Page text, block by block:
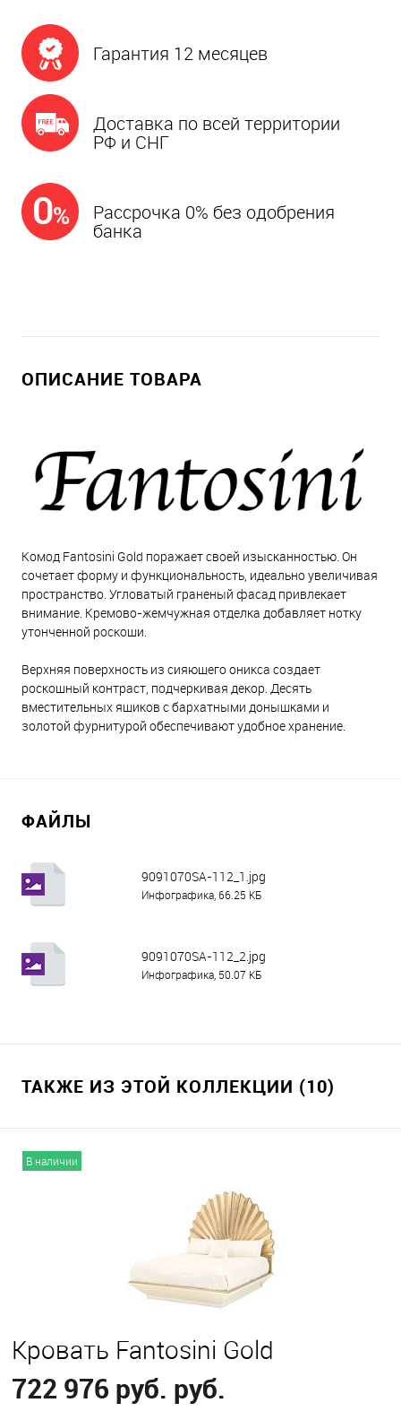
Гарантия 12 месяцев
Доставка по всей территории
РФ и СНГ
Рассрочка 0% без одобрения
банка
ОПИСАНИЕ ТОВАРА
Комод Fantosini Gold поражает своей изысканностью. Он
сочетает форму и функциональность, идеально увеличивая
пространство. Угловатый граненый фасад привлекает
внимание. Кремово-жемчужная отделка добавляет нотку
утонченной роскоши.
Верхняя поверхность из сияющего оникса создает
роскошный контраст, подчеркивая декор. Десять
вместительных ящиков с бархатными донышками и
золотой фурнитурой обеспечивают удобное хранение.
ФАЙЛЫ
9091070SA-112_1.jpg
Инфографика, 66.25 КБ
9091070SA-112_2.jpg
Инфографика, 50.07 КБ
ТАКЖЕ ИЗ ЭТОЙ КОЛЛЕКЦИИ (10)
В наличии
Кровать Fantosini Gold
722 976 руб. руб.